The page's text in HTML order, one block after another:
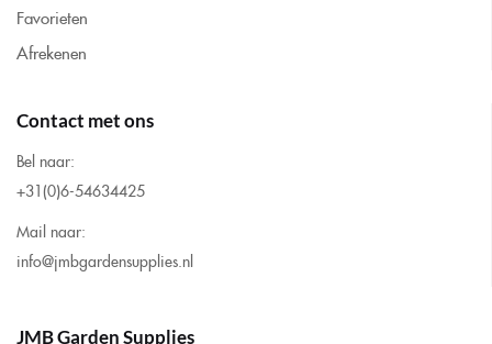
Favorieten
Afrekenen
Contact met ons
Bel naar:
+31(0)6-54634425
Mail naar:
info@jmbgardensupplies.nl
JMB Garden Supplies